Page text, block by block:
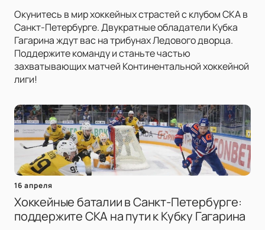
Окунитесь в мир хоккейных страстей с клубом СКА в
Санкт-Петербурге. Двукратные обладатели Кубка
Гагарина ждут вас на трибунах Ледового дворца.
Поддержите команду и станьте частью
захватывающих матчей Континентальной хоккейной
лиги!
16 апреля
Хоккейные баталии в Санкт-Петербурге:
поддержите СКА на пути к Кубку Гагарина